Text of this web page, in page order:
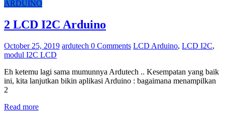
ARDUINO
2 LCD I2C Arduino
October 25, 2019 ardutech 0 Comments LCD Arduino, LCD I2C,
modul I2C LCD
Eh ketemu lagi sama mumunnya Ardutech .. Kesempatan yang baik
ini, kita lanjutkan bikin aplikasi Arduino : bagaimana menampilkan
2
Read more